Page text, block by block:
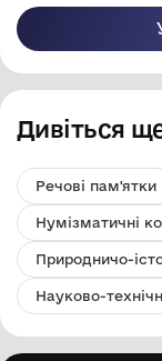
Дивіться
Речові пам'ятки
Нумізматичні
Природничо-
Науково-